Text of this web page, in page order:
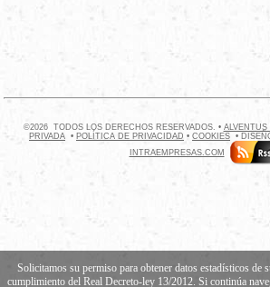
©2026 TODOS LOS DERECHOS RESERVADOS. • ALVENTUS
PRIVADA • POLÍTICA DE PRIVACIDAD • COOKIES •
INTRAEMPRESAS.COM
Solicitamos su permiso para obtener datos estadísticos de
cumplimiento del Real Decreto-ley 13/2012. Si continúa